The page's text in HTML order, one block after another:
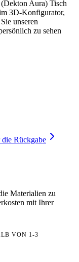
Aura) Tisch
3D-Konfigurator,
unseren
zu sehen
Rückgabe
Materialien zu
mit Ihrer
VON 1-3